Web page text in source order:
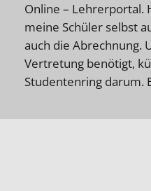
Online – Lehrerportal.
meine Schüler selbst
auch die Abrechnung.
Vertretung benötigt,
Studentenring darum.